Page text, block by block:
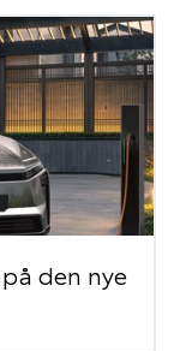
den nye